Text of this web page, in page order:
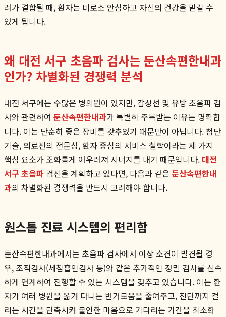
려가 결합될 때, 환자는 비로소 안심하고 자신의 건강을 맡길 수
있게 됩니다.
왜 대전 서구 초음파 검사는 둔산속편한내과
인가? 차별화된 경쟁력 분석
대전 서구에는 수많은 병의원이 있지만, 갑상선 및 유방 초음파 검
사와 관련하여 둔산속편한내과가 특별히 주목받는 이유는 명확합
니다. 이는 단순히 좋은 장비를 갖추었기 때문만이 아닙니다. 첨단
기술, 의료진의 전문성, 환자 중심의 서비스 철학이라는 세 가지
핵심 요소가 조화롭게 어우러져 시너지를 내기 때문입니다. 대전
서구 초음파 검진을 계획하고 있다면, 다음과 같은 둔산속편한내
과의 차별화된 경쟁력을 반드시 고려해야 합니다.
원스톱 진료 시스템의 편리함
둔산속편한내과에서는 초음파 검사에서 이상 소견이 발견될 경
우, 조직검사(세침흡인검사 등)와 같은 추가적인 정밀 검사를 신속
하게 연계하여 진행할 수 있는 시스템을 갖추고 있습니다. 이는 환
자가 여러 병원을 옮겨 다니는 번거로움을 줄여주고, 진단까지 걸
리는 시간을 단축시켜 불안한 마음으로 기다리는 기간을 최소화